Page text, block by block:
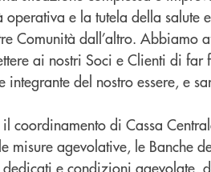
e la tutela della salute
Comunità dall’altro. Abbiamo
ai nostri Soci e Clienti di
del nostro essere, e
coordinamento di Cassa
misure agevolative, le Banche
e condizioni agevolate,